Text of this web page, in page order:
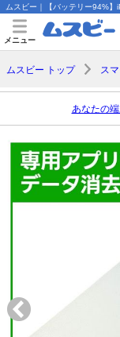
ムスビー｜【バッテリー94%
メニュー
ムスビー トップ ス
あなたの